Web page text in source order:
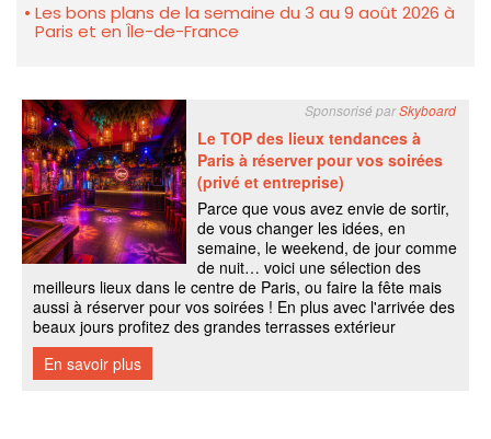
Les bons plans de la semaine du 3 au 9 août 2026 à
Paris et en Île-de-France